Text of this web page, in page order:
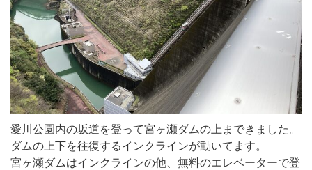
愛川公園内の坂道を登って宮ヶ瀬ダムの上まできました。
ダムの上下を往復するインクラインが動いてます。
宮ヶ瀬ダムはインクラインの他、無料のエレベーターで登